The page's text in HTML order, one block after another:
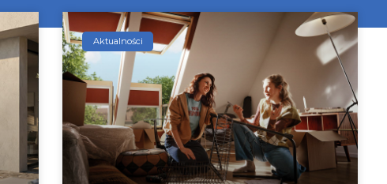
Aktualności